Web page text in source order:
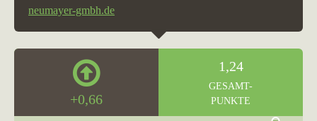
neumayer-gmbh.de
+0,66
1,24
GESAMT-
PUNKTE